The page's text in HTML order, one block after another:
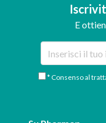
E
* Consenso al